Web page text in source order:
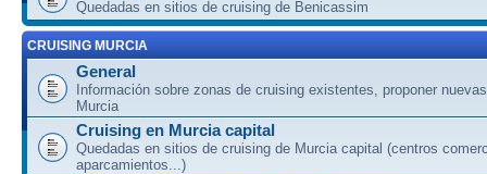
Quedadas en sitios de cruising de Benicassim
CRUISING MURCIA
General
Información sobre zonas de cruising existentes, proponer
Murcia
Cruising en Murcia capital
Quedadas en sitios de cruising de Murcia capital (centros
aparcamientos...)